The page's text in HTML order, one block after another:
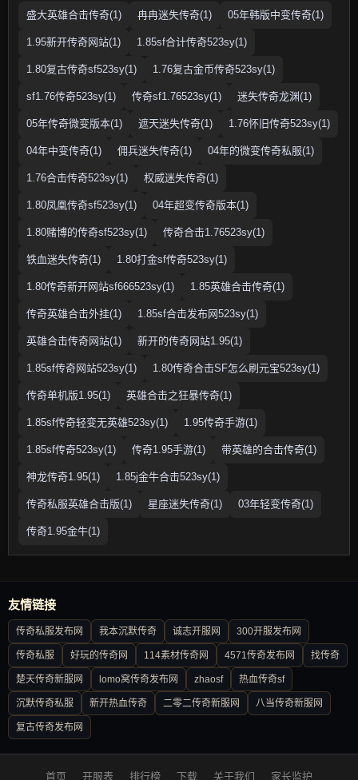
盛大英雄合击传奇(1) 冉冉迷失传奇(1) 05年韩版中变传奇(1)
1.95新开传奇网站(1) 1.85sf合计传奇523sy(1)
1.80复古传奇sf523sy(1) 1.76复古金币传奇523sy(1)
sf1.76传奇523sy(1) 传奇sf1.76523sy(1) 迷失传奇龙渊(1)
05年传奇微变版本(1) 遮天迷失传奇(1) 1.76怀旧传奇523sy(1)
04年中变传奇(1) 佣兵迷失传奇(1) 04年的微变传奇私服(1)
1.76合击传奇523sy(1) 权威迷失传奇(1)
1.80凤凰传奇sf523sy(1) 04年超变传奇版本(1)
1.80赌博的传奇sf523sy(1) 传奇合击1.76523sy(1)
铁血迷失传奇(1) 1.80打金sf传奇523sy(1)
1.80传奇新开网站sf666523sy(1) 1.85英雄合击传奇(1)
传奇英雄合击外挂(1) 1.85sf合击发布网523sy(1)
英雄合击传奇网站(1) 新开的传奇网站1.95(1)
1.85sf传奇网站523sy(1) 1.80传奇合击SF怎么刷元宝523sy(1)
传奇单机版1.95(1) 英雄合击之狂暴传奇(1)
1.85sf传奇轻变无英雄523sy(1) 1.95传奇手游(1)
1.85sf传奇523sy(1) 传奇1.95手游(1) 带英雄的合击传奇(1)
神龙传奇1.95(1) 1.85j金牛合击523sy(1)
传奇私服英雄合击版(1) 星座迷失传奇(1) 03年轻变传奇(1)
传奇1.95金牛(1)
友情链接
传奇私服发布网 我本沉默传奇 诚志开服网 300开服发布网
传奇私服 好玩的传奇网 114素材传奇网 4571传奇发布网 找传奇
楚天传奇新服网 lomo窝传奇发布网 zhaosf 热血传奇sf
沉默传奇私服 新开热血传奇 二零二传奇新服网 八当传奇新服网
复古传奇发布网
首页 开服表 排行榜 下载 关于我们 家长监护